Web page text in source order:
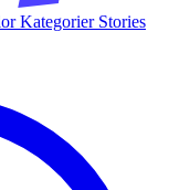
Kategorier Stories